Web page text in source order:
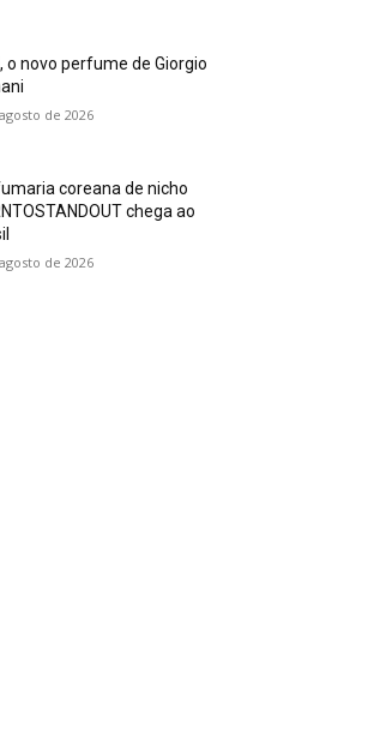
o novo perfume de Giorgio
de 2026
coreana de nicho
chega ao
de 2026